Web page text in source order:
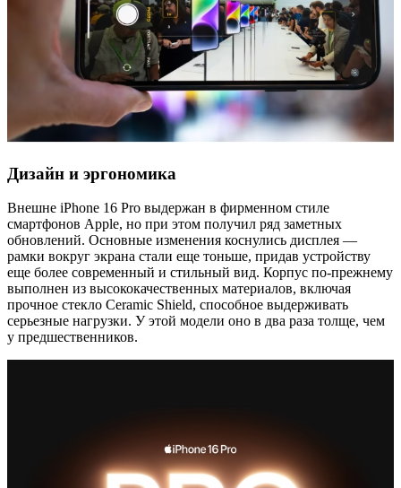
Дизайн и эргономика
Внешне iPhone 16 Pro выдержан в фирменном стиле
смартфонов Apple, но при этом получил ряд заметных
обновлений. Основные изменения коснулись дисплея —
рамки вокруг экрана стали еще тоньше, придав устройству
еще более современный и стильный вид. Корпус по-прежнему
выполнен из высококачественных материалов, включая
прочное стекло Ceramic Shield, способное выдерживать
серьезные нагрузки. У этой модели оно в два раза толще, чем
у предшественников.